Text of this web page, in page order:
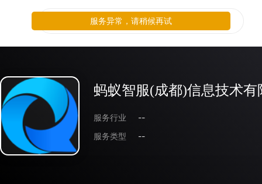
蚂蚁智服(成都)信息技术有
服务行业
--
服务类型
--
服务异常，请稍候再试